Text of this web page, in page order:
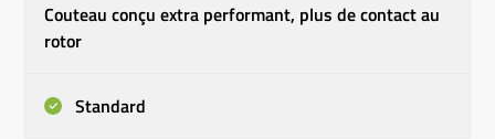
Couteau conçu extra performant, plus de contact au
rotor
Standard